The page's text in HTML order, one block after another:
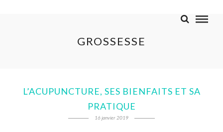
GROSSESSE
L’ACUPUNCTURE, SES BIENFAITS ET SA
PRATIQUE
16 janvier 2019